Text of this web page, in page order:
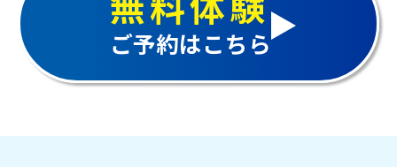
ご予約はこちら